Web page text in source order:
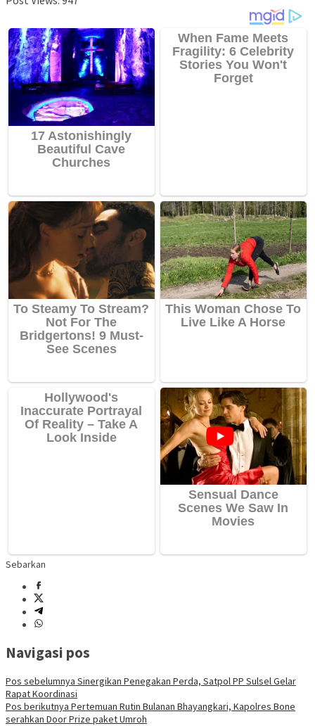
Sebarkan
Navigasi pos
Pos sebelumnya Sinergikan Penegakan Perda, Satpol PP Sulsel Gelar
Rapat Koordinasi
Pos berikutnya Pertemuan Rutin Bulanan Bhayangkari, Kapolres Bone
serahkan Door Prize paket Umroh